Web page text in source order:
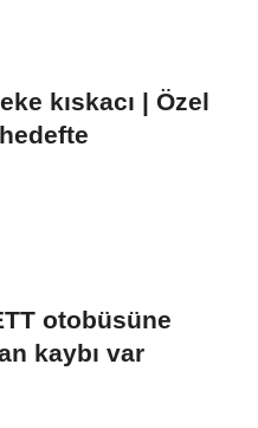
kıskacı | Özel
otobüsüne
kaybı var